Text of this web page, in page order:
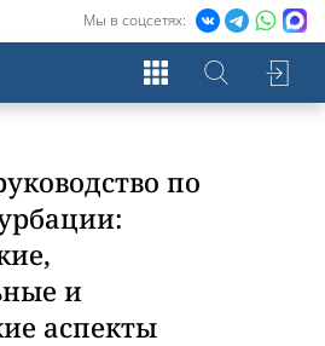
Мы в соцсетях:
по
и
аспекты